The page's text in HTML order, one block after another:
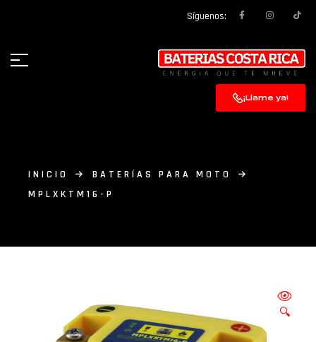
Síguenos:
¡Llame ya!
INICIO
BATERÍAS PARA MOTO
MPLXKTM16-P
🔍